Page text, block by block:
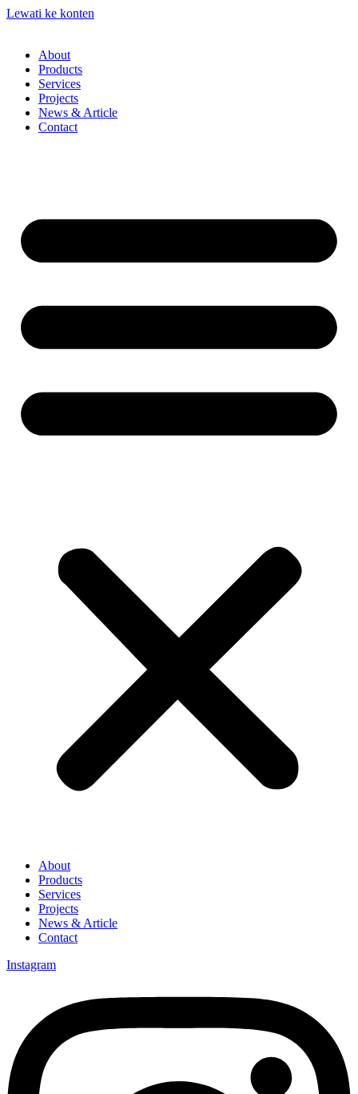
Lewati ke konten
About
Products
Services
Projects
News & Article
Contact
About
Products
Services
Projects
News & Article
Contact
Instagram